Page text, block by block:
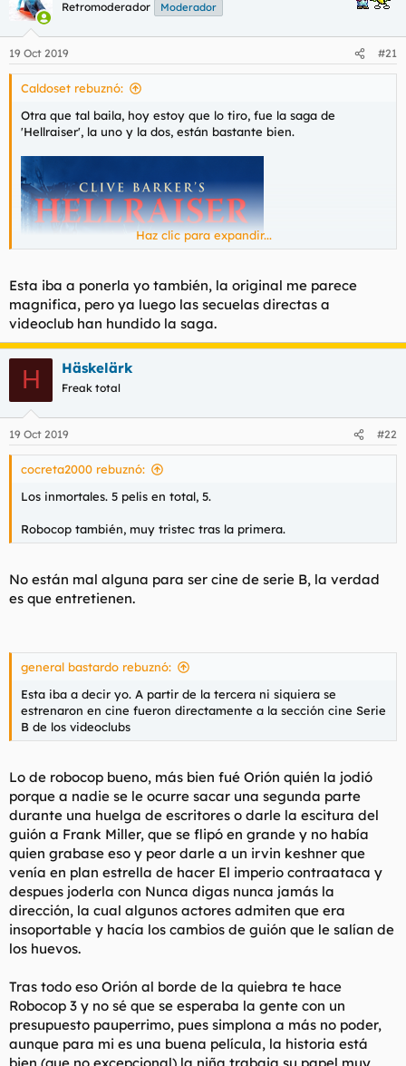
Retromoderador Moderador
19 Oct 2019 #21
Caldoset rebuznó:
Otra que tal baila, hoy estoy que lo tiro, fue la saga de
'Hellraiser', la uno y la dos, están bastante bien.
universo tan rico, interesante y con tantísimas posibilidades
como es el de los cenobitas y sus cosillas. Una lástima.
momento, nada de nada. No llegan a acuerdo para tirarla
a las productoras financiar una R como una casa).
Haz clic para expandir...
Esta iba a ponerla yo también, la original me parece
magnifica, pero ya luego las secuelas directas a
videoclub han hundido la saga.
H Häskelärk
Freak total
19 Oct 2019 #22
cocreta2000 rebuznó:
Los inmortales. 5 pelis en total, 5.
Robocop también, muy tristec tras la primera.
No están mal alguna para ser cine de serie B, la verdad
es que entretienen.
general bastardo rebuznó:
Esta iba a decir yo. A partir de la tercera ni siquiera se
estrenaron en cine fueron directamente a la sección cine Serie
B de los videoclubs
Lo de robocop bueno, más bien fué Orión quién la jodió
porque a nadie se le ocurre sacar una segunda parte
durante una huelga de escritores o darle la escitura del
guión a Frank Miller, que se flipó en grande y no había
quien grabase eso y peor darle a un irvin keshner que
venía en plan estrella de hacer El imperio contraataca y
despues joderla con Nunca digas nunca jamás la
dirección, la cual algunos actores admiten que era
insoportable y hacía los cambios de guión que le salían de
los huevos.
Tras todo eso Orión al borde de la quiebra te hace
Robocop 3 y no sé que se esperaba la gente con un
presupuesto pauperrimo, pues simplona a más no poder,
aunque para mi es una buena película, la historia está
bien (que no excepcional) la niña trabaja su papel muy